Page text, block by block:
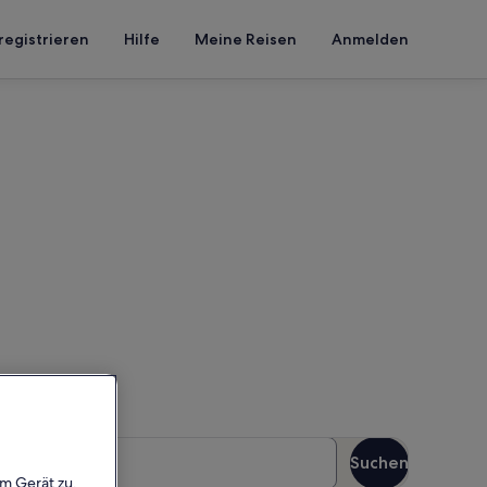
Hilfe Meine Reisen Anmelden
Suchen
Gerät zu,